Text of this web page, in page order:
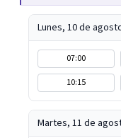
Lunes, 10 de
07:00
10:15
Martes, 11 de